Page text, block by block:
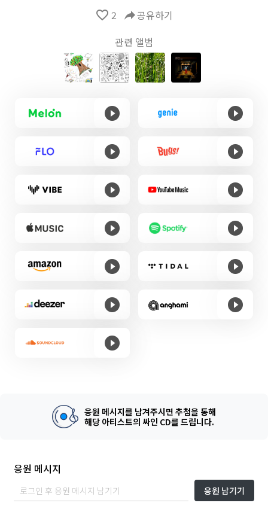
favorite_border 2 reply공유하기
관련 앨범
응원 메시지를 남겨주시면 추첨을 통해
해당 아티스트의 싸인 CD를 드립니다.
응원 메시지
응원 남기기